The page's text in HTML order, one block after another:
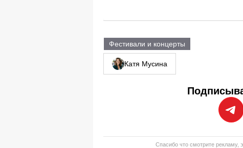
Фестивали и концерты
Катя Мусина
Спасибо что смотрите рекламу,